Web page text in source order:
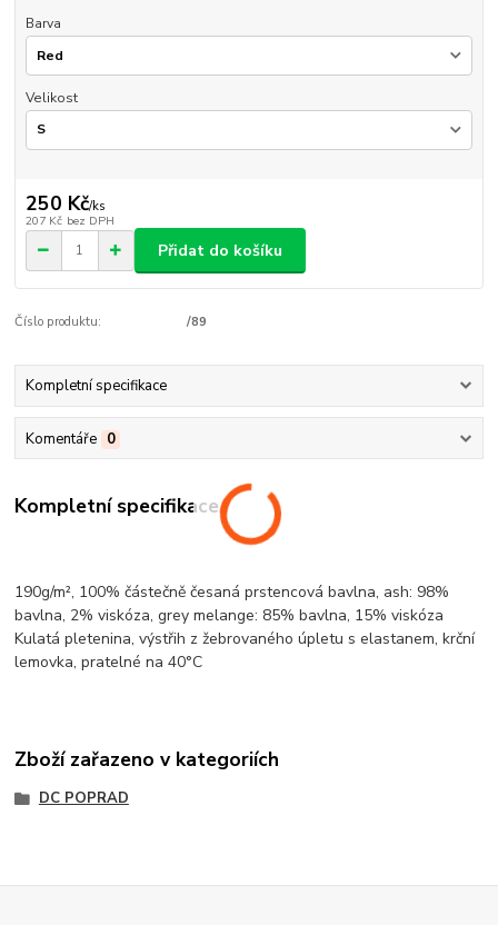
Barva
Velikost
250 Kč/ks
207 Kč bez DPH
Přidat do košíku
Číslo produktu: /89
Kompletní specifikace
Komentáře 0
Kompletní specifikace
190g/m², 100% částečně česaná prstencovábavlna, ash: 98%
bavlna, 2%viskóza, greymelange: 85%bavlna, 15%viskóza
Kulatá pletenina, výstřih z žebrovaného úpletu s elastanem,krční
lemovka, pratelné na 40°C
Zboží zařazeno v kategoriích
DC POPRAD